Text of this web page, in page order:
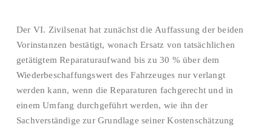
Der VI. Zivilsenat hat zunächst die Auffassung der beiden
Vorinstanzen bestätigt, wonach Ersatz von tatsächlichen
getätigtem Reparaturaufwand bis zu 30 % über dem
Wiederbeschaffungswert des Fahrzeuges nur verlangt
werden kann, wenn die Reparaturen fachgerecht und in
einem Umfang durchgeführt werden, wie ihn der
Sachverständige zur Grundlage seiner Kostenschätzung